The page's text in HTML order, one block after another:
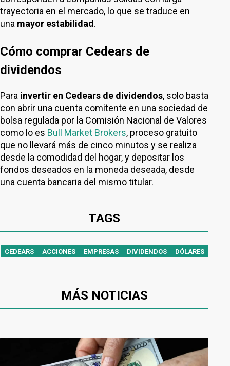
trayectoria en el mercado, lo que se traduce en
una mayor estabilidad .
Cómo comprar Cedears de
dividendos
Para invertir en Cedears de dividendos, solo basta
con abrir una cuenta comitente en una sociedad de
bolsa regulada por la Comisión Nacional de Valores
como lo es Bull Market Brokers, proceso gratuito
que no llevará más de cinco minutos y se realiza
desde la comodidad del hogar, y depositar los
fondos deseados en la moneda deseada, desde
una cuenta bancaria del mismo titular.
TAGS
CEDEARS ACCIONES EMPRESAS DIVIDENDOS DÓLARES
MÁS NOTICIAS